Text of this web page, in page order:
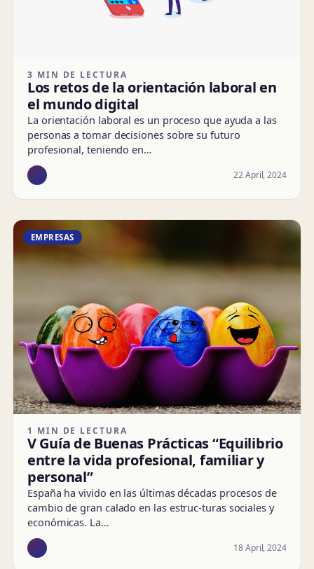
3 MIN DE LECTURA
Los retos de la orientación laboral en
el mundo digital
La orientación laboral es un proceso que ayuda a las
personas a tomar decisiones sobre su futuro
profesional, teniendo en…
22 April, 2024
EMPRESAS
1 MIN DE LECTURA
V Guía de Buenas Prácticas “Equilibrio
entre la vida profesional, familiar y
personal”
España ha vivido en las últimas décadas procesos de
cambio de gran calado en las estruc-turas sociales y
económicas. La…
18 April, 2024